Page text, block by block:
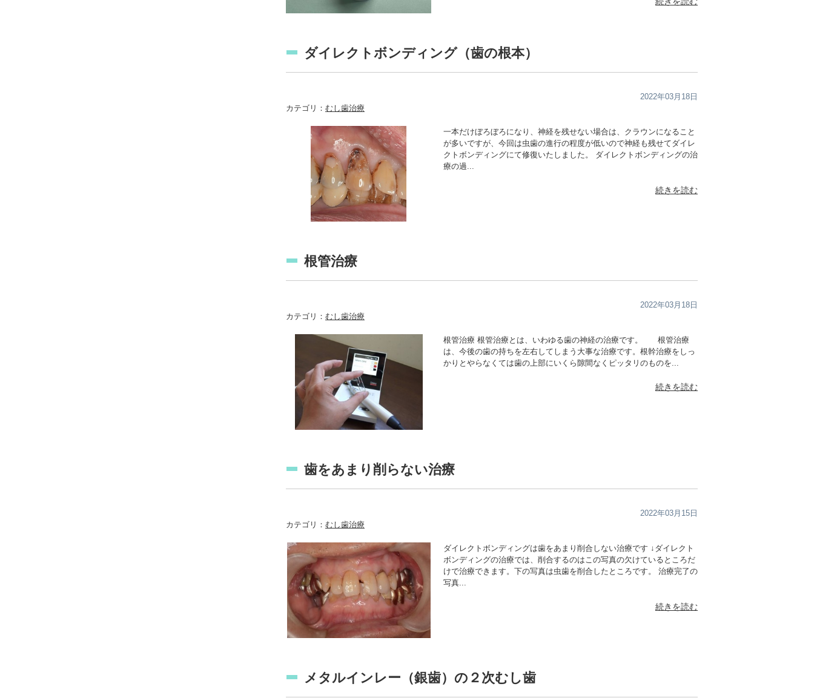
ダイレクトボンディング（歯の根本）
2022年03月18日
カテゴリ： むし歯治療
一本だけぼろぼろになり、神経を残せない場合は、クラウンになること
が多いですが、今回は虫歯の進行の程度が低いので神経も残せてダイレ
クトボンディングにて修復いたしました。 ダイレクトボンディングの治
療の過...
続きを読む
根管治療
2022年03月18日
カテゴリ： むし歯治療
根管治療 根管治療とは、いわゆる歯の神経の治療です。 根管治療
は、今後の歯の持ちを左右してしまう大事な治療です。根幹治療をしっ
かりとやらなくては歯の上部にいくら隙間なくピッタリのものを...
続きを読む
歯をあまり削らない治療
2022年03月15日
カテゴリ： むし歯治療
ダイレクトボンディングは歯をあまり削合しない治療です ↓ダイレクト
ボンディングの治療では、削合するのはこの写真の欠けているところだ
けで治療できます。下の写真は虫歯を削合したところです。 治療完了の
写真...
続きを読む
メタルインレー（銀歯）の２次むし歯